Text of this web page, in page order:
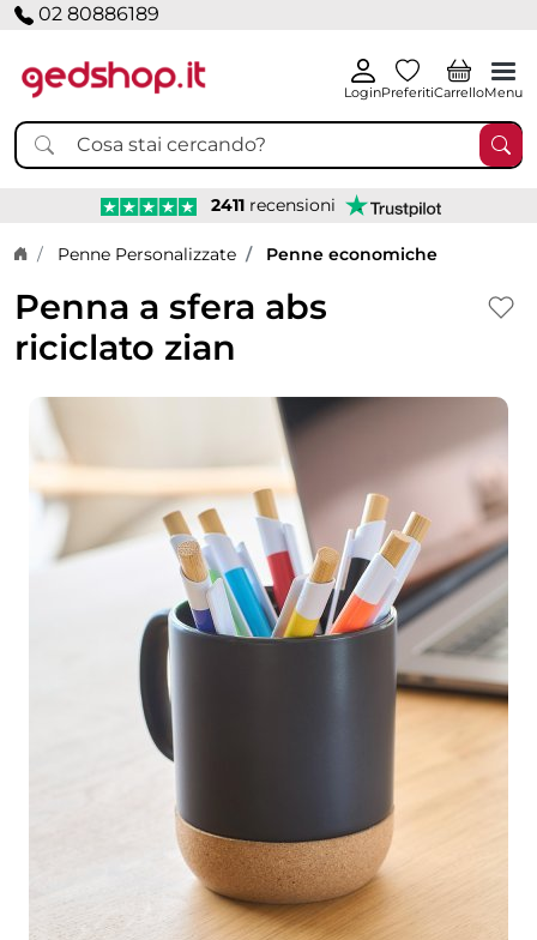
02 80886189
LoginPreferitiCarrelloMenu
2411 recensioni
Home page
Penne Personalizzate Penne economiche
Penna a sfera abs
riciclato zian